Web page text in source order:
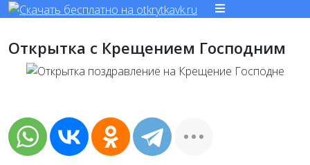
Открытка с Крещением Господним